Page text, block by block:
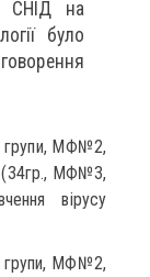
СНІД на
було
групи, МФ№2,
(34гр., МФ№3,
вірусу
групи, МФ№2,